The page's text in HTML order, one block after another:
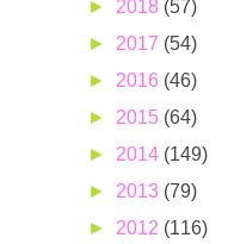
► 2018 (57)
► 2017 (54)
► 2016 (46)
► 2015 (64)
► 2014 (149)
► 2013 (79)
► 2012 (116)